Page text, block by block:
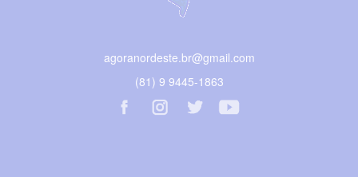
agoranordeste.br@gmail.com
(81) 9 9445-1863